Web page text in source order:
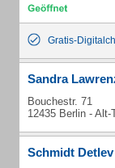
Gratis-
Sandra
Bouchestr. 71
12435 Berlin - Alt-
Schmidt Detlev